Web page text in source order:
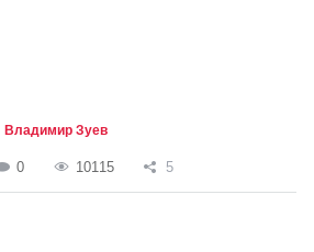
Владимир Зуев
0 10115 5